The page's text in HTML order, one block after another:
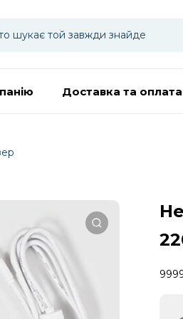
Доставка та оплата